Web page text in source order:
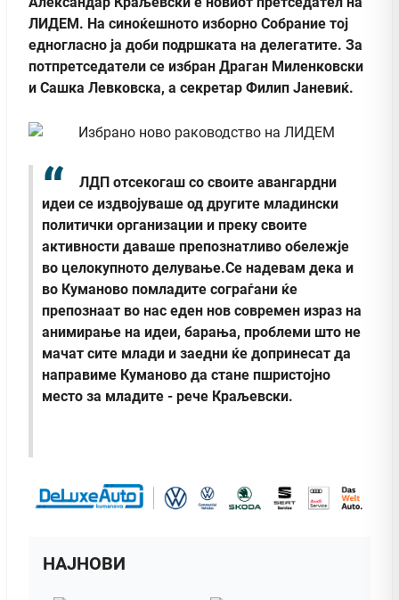
ЛИДЕМ. На синоќешното изборно Собрание тој
едногласно ја доби подршката на делегатите. За
потпретседатели се избран Драган Миленковски
и Сашка Левковска, а секретар Филип Јаневиќ.
ЛДП отсекогаш со своите авангардни
идеи се издвојуваше од другите младински
политички организации и преку своите
активности даваше препознатливо обележје
во целокупното делување.Се надевам дека и
во Куманово помладите сограѓани ќе
препознаат во нас еден нов современ израз на
анимирање на идеи, барања, проблеми што не
мачат сите млади и заедни ќе допринесат да
направиме Куманово да стане пшристојно
место за младите - рече Краљевски.
НАЈНОВИ